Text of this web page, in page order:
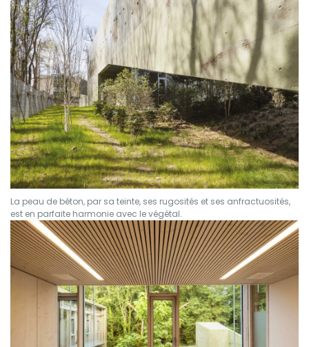
La peau de béton, par sa teinte, ses rugosités et ses anfractuosités,
est en parfaite harmonie avec le végétal.